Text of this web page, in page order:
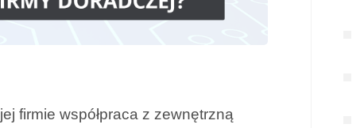
firmie współpraca z zewnętrzną